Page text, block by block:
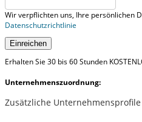
Wir verpflichten uns, Ihre persönlichen
Datenschutzrichtlinie
Einreichen
Erhalten Sie 30 bis 60 Stunden
Unternehmenszuordnung:
Zusätzliche